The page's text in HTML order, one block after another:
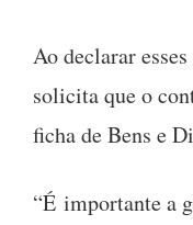
Ao declarar
solicita que o
ficha de Bens e
“É importante a